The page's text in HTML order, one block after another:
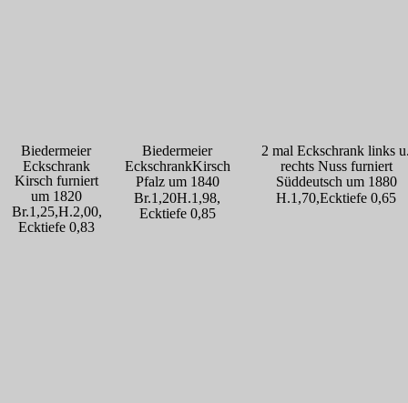
Biedermeier
Eckschrank
Kirsch furniert
um 1820
Br.1,25,H.2,00,
Ecktiefe 0,83
Biedermeier
EckschrankKirsch
Pfalz um 1840
Br.1,20H.1,98,
Ecktiefe 0,85
2 mal Eckschrank links
rechts Nuss furniert
Süddeutsch um 1880
H.1,70,Ecktiefe 0,65